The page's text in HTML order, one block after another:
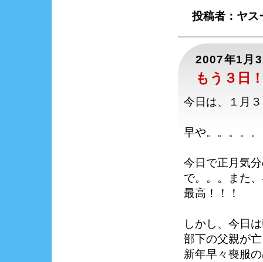
投稿者：ヤ
2007年1月
もう３日
今日は、１月
早や。。。。
今日で正月気
で。。。また
最高！！！
しかし、今日
部下の父親が
新年早々喪服